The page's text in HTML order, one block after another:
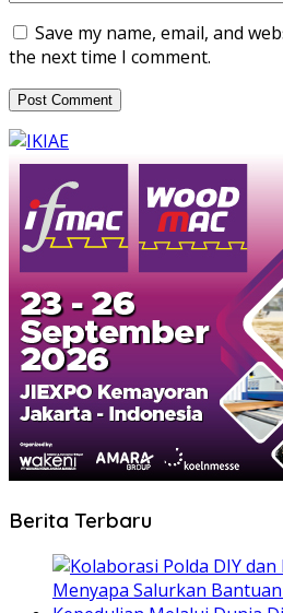
Save my name, email, and
the next time I comment.
Berita Terbaru